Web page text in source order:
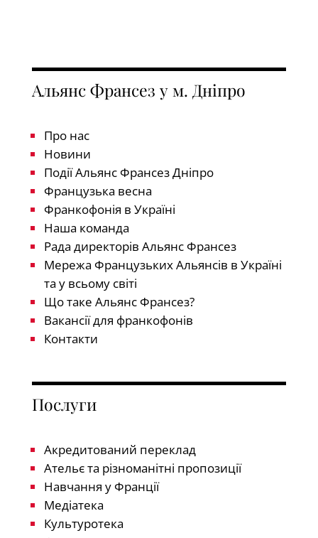
Альянс Франсез у м. Дніпро
Про нас
Новини
Події Альянс Франсез Дніпро
Французька весна
Франкофонія в Україні
Наша команда
Рада директорів Альянс Франсез
Мережа Французьких Альянсів в Україні
та у всьому світі
Що таке Альянс Франсез?
Вакансії для франкофонів
Контакти
Послуги
Акредитований переклад
Ательє та різноманітні пропозиції
Навчання у Франції
Медіатека
Культуротека